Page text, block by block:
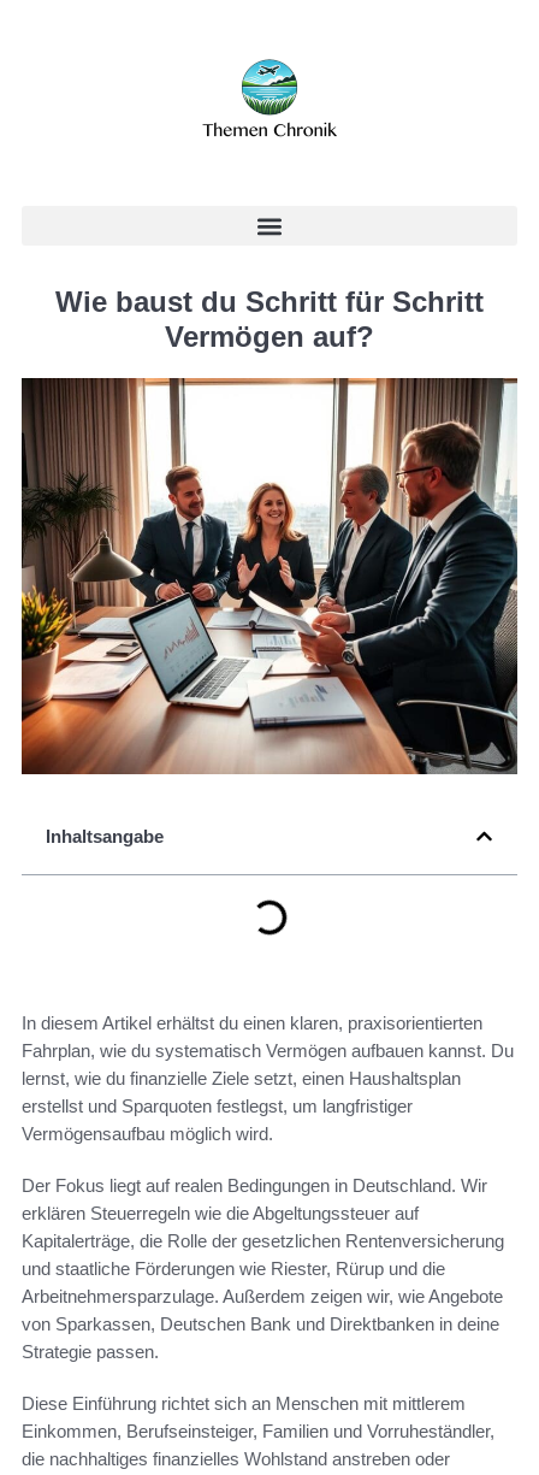
Wie baust du Schritt für Schritt
Vermögen auf?
Inhaltsangabe
In diesem Artikel erhältst du einen klaren, praxisorientierten
Fahrplan, wie du systematisch Vermögen aufbauen kannst. Du
lernst, wie du finanzielle Ziele setzt, einen Haushaltsplan
erstellst und Sparquoten festlegst, um langfristiger
Vermögensaufbau möglich wird.
Der Fokus liegt auf realen Bedingungen in Deutschland. Wir
erklären Steuerregeln wie die Abgeltungssteuer auf
Kapitalerträge, die Rolle der gesetzlichen Rentenversicherung
und staatliche Förderungen wie Riester, Rürup und die
Arbeitnehmersparzulage. Außerdem zeigen wir, wie Angebote
von Sparkassen, Deutschen Bank und Direktbanken in deine
Strategie passen.
Diese Einführung richtet sich an Menschen mit mittlerem
Einkommen, Berufseinsteiger, Familien und Vorruheständler,
die nachhaltiges finanzielles Wohlstand anstreben oder